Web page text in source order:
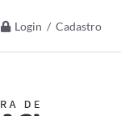
Login / Cadastro